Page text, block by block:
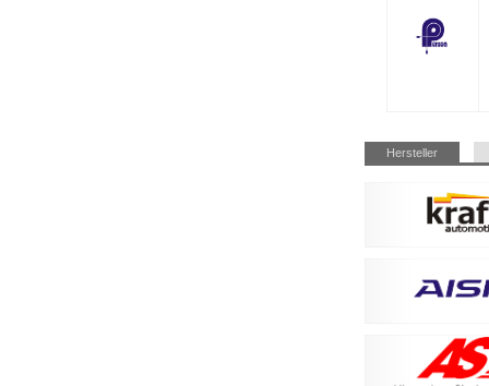
Navigation
überspringen
Hersteller